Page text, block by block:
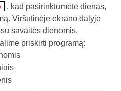
, kad pasirinktumėte dienas,
Viršutinėje ekrano dalyje
savaitės dienomis.
priskirti programą: